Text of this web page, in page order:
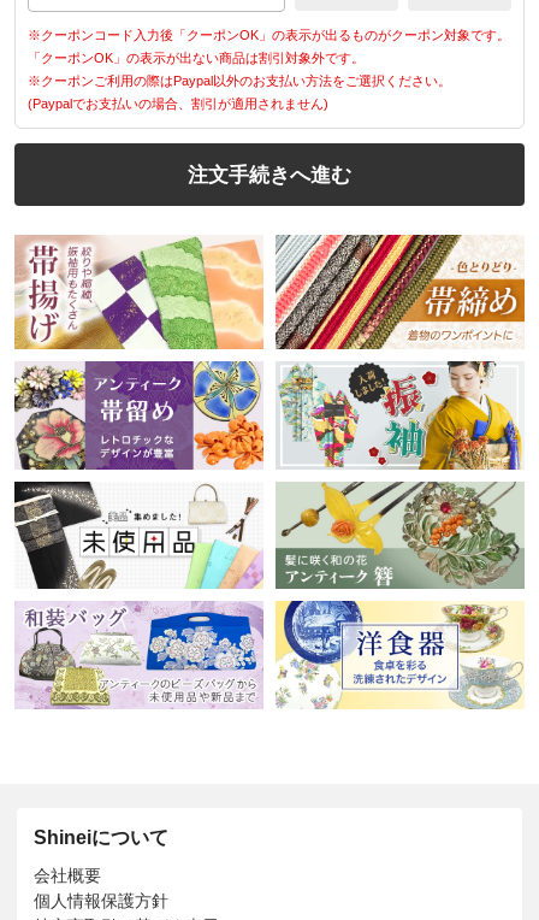
※クーポンコード入力後「クーポンOK」の表示が出るものがクーポン対象です。
「クーポンOK」の表示が出ない商品は割引対象外です。
※クーポンご利用の際はPaypal以外のお支払い方法をご選択ください。
(Paypalでお支払いの場合、割引が適用されません)
注文手続きへ進む
Shineiについて
会社概要
個人情報保護方針